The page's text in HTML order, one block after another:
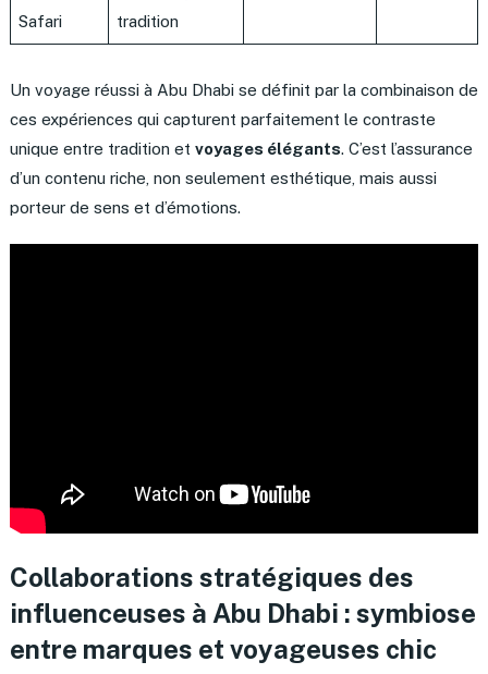
Safari
tradition
Un voyage réussi à Abu Dhabi se définit par la combinaison de
ces expériences qui capturent parfaitement le contraste
unique entre tradition et voyages élégants. C’est l’assurance
d’un contenu riche, non seulement esthétique, mais aussi
porteur de sens et d’émotions.
Collaborations stratégiques des
influenceuses à Abu Dhabi : symbiose
entre marques et voyageuses chic